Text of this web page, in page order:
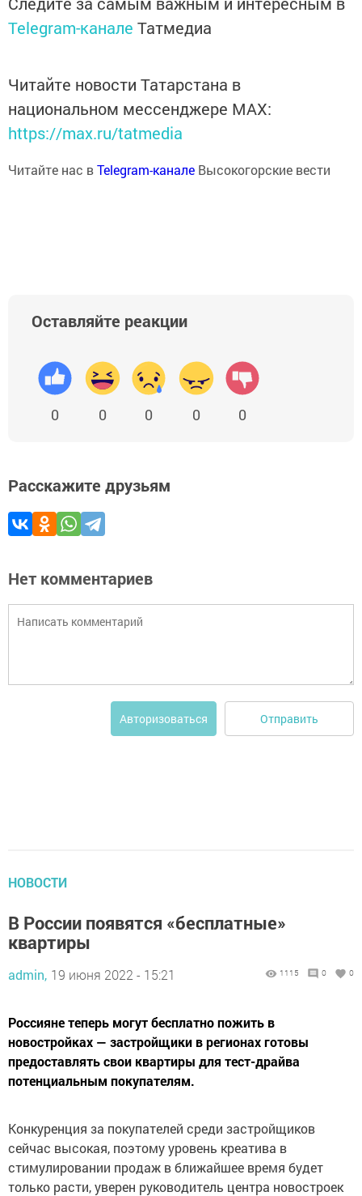
Telegram-канале Татмедиа
Читайте новости Татарстана в
национальном мессенджере MАХ:
https://max.ru/tatmedia
Читайте нас вTelegram-канале Высокогорские вести
Оставляйте реакции
0 0 0 0 0
Расскажите друзьям
Нет комментариев
Авторизоваться Отправить
НОВОСТИ
В России появятся «бесплатные»
квартиры
admin, 19 июня 2022 - 15:21 1115 0 0
Россияне теперь могут бесплатно пожить в
новостройках — застройщики в регионах готовы
предоставлять свои квартиры для тест-драйва
потенциальным покупателям.
Конкуренция за покупателей среди застройщиков
сейчас высокая, поэтому уровень креатива в
стимулировании продаж в ближайшее время будет
только расти, уверен руководитель центра новостроек